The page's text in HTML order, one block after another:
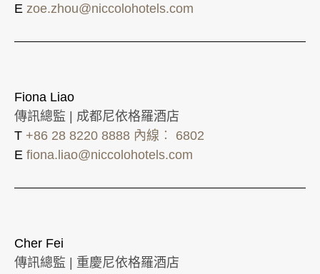
E zoe.zhou@niccolohotels.com
Fiona Liao
傳訊總監 | 成都尼依格羅酒店
T +86 28 8220 8888 內線︰ 6802
E fiona.liao@niccolohotels.com
Cher Fei
傳訊總監 | 重慶尼依格羅酒店